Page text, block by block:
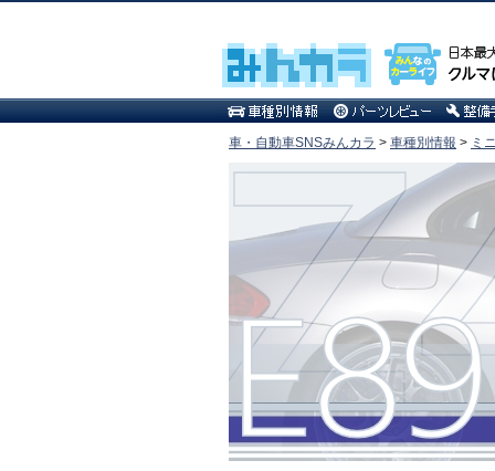
車・自動車SNSみんカラ > 車種別情報 > ミニ